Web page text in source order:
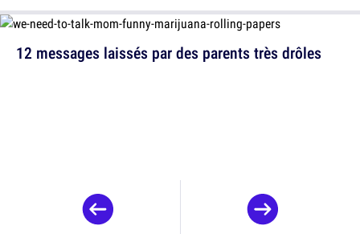
12 messages laissés par des parents très drôles